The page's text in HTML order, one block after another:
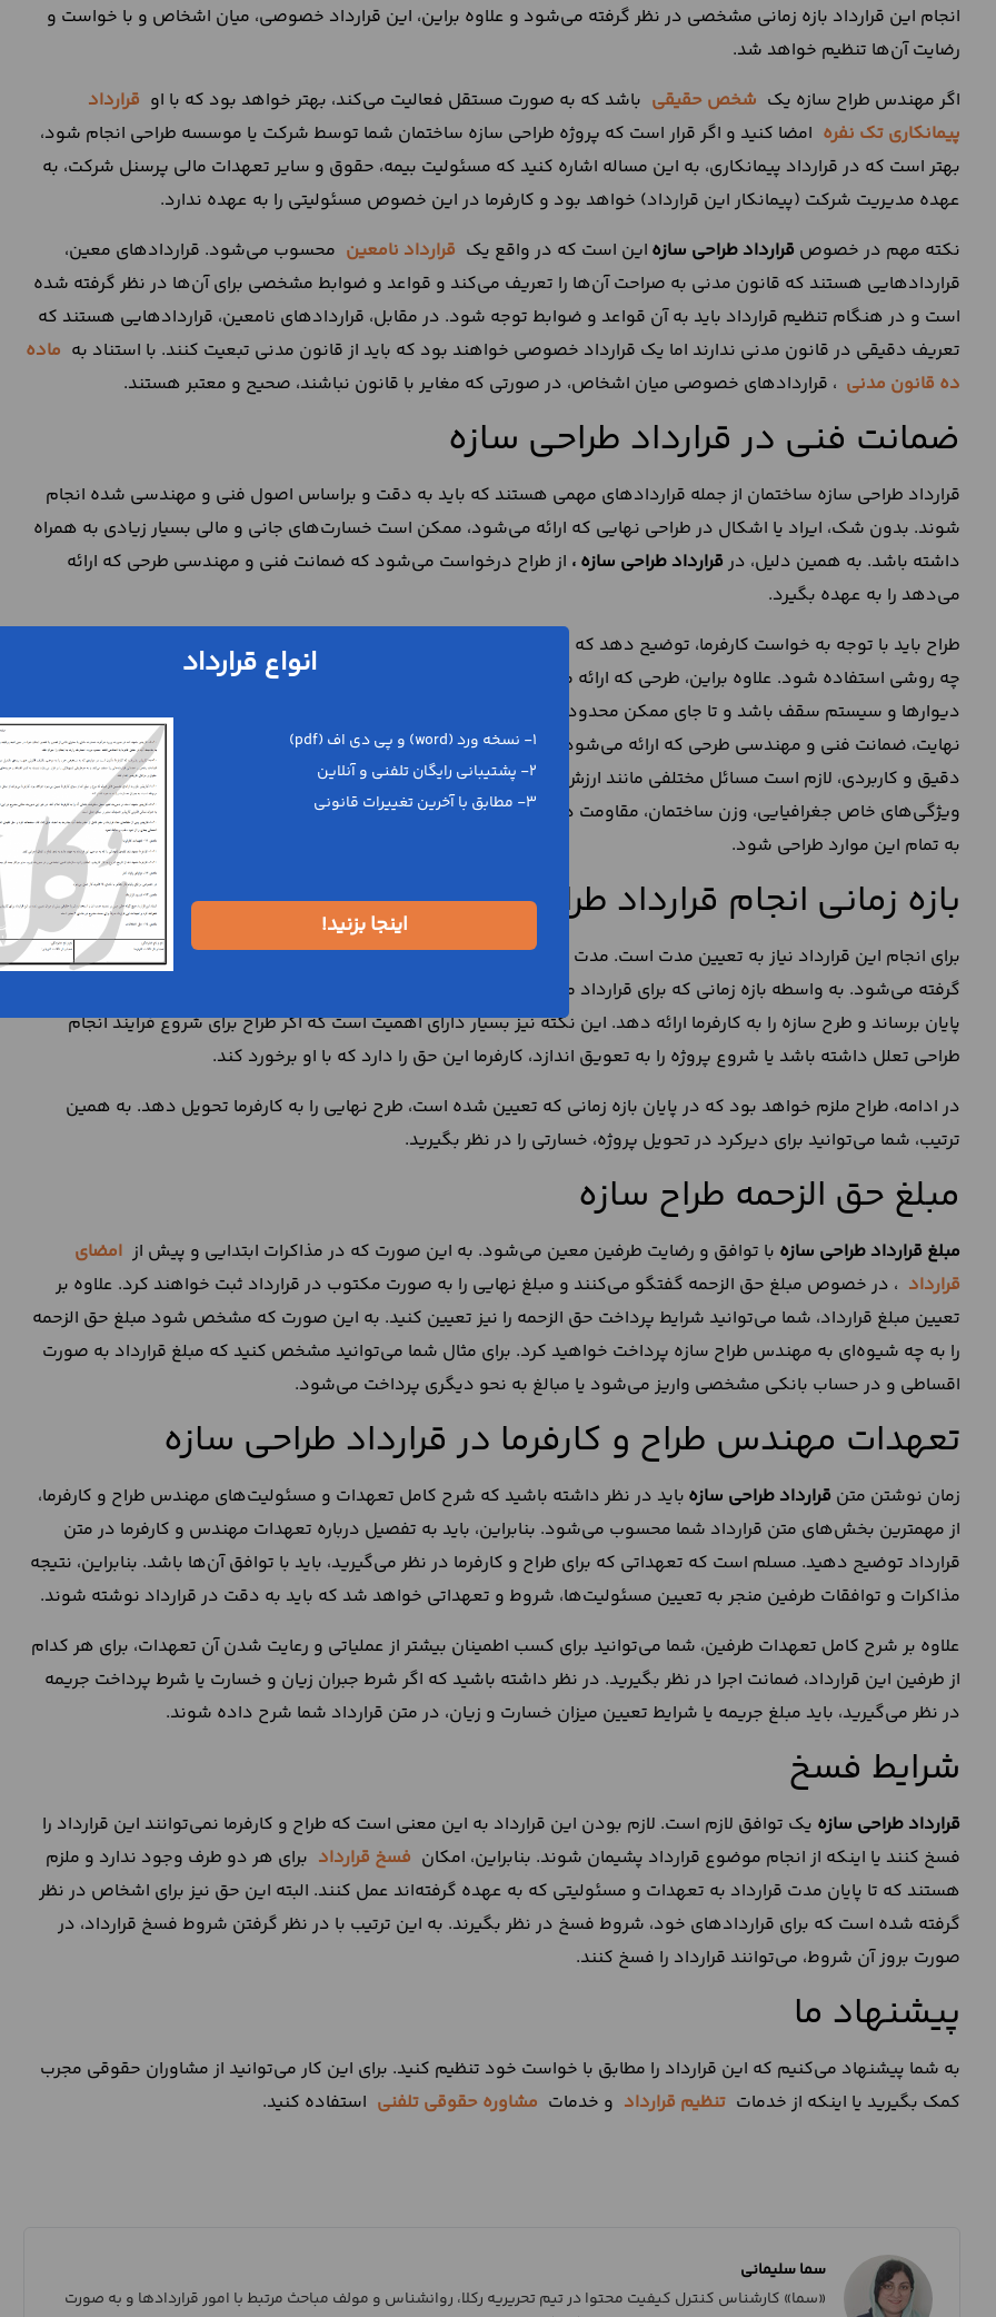
انجام این قرارداد بازه زمانی مشخصی در نظر گرفته می‌شود و علاوه براین، این قرارداد خصوصی، میان اشخاص و با خواست و
رضایت آن‌ها تنظیم خواهد شد.
اگر مهندس طراح سازه یک شخص حقیقی باشد که به صورت مستقل فعالیت می‌کند، بهتر خواهد بود که با او قرارداد
پیمانکاری تک نفره امضا کنید و اگر قرار است که پروژه طراحی سازه ساختمان شما توسط شرکت یا موسسه طراحی انجام شود،
بهتر است که در قرارداد پیمانکاری، به این مساله اشاره کنید که مسئولیت بیمه، حقوق و سایر تعهدات مالی پرسنل شرکت، به
عهده مدیریت شرکت (پیمانکار این قرارداد) خواهد بود و کارفرما در این خصوص مسئولیتی را به عهده ندارد.
نکته مهم در خصوص قرارداد طراحی سازه این است که در واقع یک قرارداد نامعین محسوب می‌شود. قراردادهای معین،
قراردادهایی هستند که قانون مدنی به صراحت آن‌ها را تعریف می‌کند و قواعد و ضوابط مشخصی برای آن‌ها در نظر گرفته شده
است و در هنگام تنظیم قرارداد باید به آن قواعد و ضوابط توجه شود. در مقابل، قراردادهای نامعین، قراردادهایی هستند که
تعریف دقیقی در قانون مدنی ندارند اما یک قرارداد خصوصی خواهند بود که باید از قانون مدنی تبعیت کنند. با استناد به ماده
ده قانون مدنی ، قراردادهای خصوصی میان اشخاص، در صورتی که مغایر با قانون نباشند، صحیح و معتبر هستند.
ضمانت فنی در قرارداد طراحی سازه
قرارداد طراحی سازه ساختمان از جمله قراردادهای مهمی هستند که باید به دقت و براساس اصول فنی و مهندسی شده انجام
شوند. بدون شک، ایراد یا اشکال در طراحی نهایی که ارائه می‌شود، ممکن است خسارت‌های جانی و مالی بسیار زیادی به همراه
داشته باشد. به همین دلیل، درقرارداد طراحی سازه ، از طراح درخواست می‌شود که ضمانت فنی و مهندسی طرحی که ارائه
می‌دهد را به عهده بگیرد.
طراح باید با توجه به خواست کارفرما، توضیح دهد که برای ساخت ساختمان یا بنا در مکان مورد نظر، بهتر است که از چه مصالح و
چه روشی استفاده شود. علاوه براین، طرحی که ارائه می‌شود باید شامل شرح دقیقی از ساختار ساختمان اعم از فوندانسیون،
دیوارها و سیستم سقف باشد و تا جای ممکن محدودیتی را برای انجام سایر مراحل اجرایی ساختمان ایجاد نکند. به این ترتیب، در
نهایت، ضمانت فنی و مهندسی طرحی که ارائه می‌شود، به عهده مهندس طراح سازه خواهد بود. برای طراحی سازه به شیوه‌ای
دقیق و کاربردی، لازم است مسائل مختلفی مانند ارزش پایان عمر بنا، سرعت اجرا، هزینه اجرای سازه، وضعیت جوی و آب و هوایی،
ویژگی‌های خاص جغرافیایی، وزن ساختمان، مقاومت در برابر حریق و موارد مهم دیگر در نظر گرفته شوند تا طرح نهایی، با توجه
به تمام این موارد طراحی شود.
بازه زمانی انجام قرارداد طراحی سازه
برای انجام این قرارداد نیاز به تعیین مدت است. مدت قرارداد، بازه زمانی دقیقی است که برای شروع و پایان این قرارداد در نظر
گرفته می‌شود. به واسطه بازه زمانی که برای قرارداد معین شده است، مهندس طراح ملزم خواهد بود که موضوع پروژه را به
پایان برساند و طرح سازه را به کارفرما ارائه دهد. این نکته نیز بسیار دارای اهمیت است که اگر طراح برای شروع فرآیند انجام
طراحی تعلل داشته باشد یا شروع پروژه را به تعویق اندازد، کارفرما این حق را دارد که با او برخورد کند.
در ادامه، طراح ملزم خواهد بود که در پایان بازه زمانی که تعیین شده است، طرح نهایی را به کارفرما تحویل دهد. به همین
ترتیب، شما می‌توانید برای دیرکرد در تحویل پروژه، خسارتی را در نظر بگیرید.
مبلغ حق الزحمه طراح سازه
مبلغ قرارداد طراحی سازه با توافق و رضایت طرفین معین می‌شود. به این صورت که در مذاکرات ابتدایی و پیش از امضای
قرارداد ، در خصوص مبلغ حق الزحمه گفتگو می‌کنند و مبلغ نهایی را به صورت مکتوب در قرارداد ثبت خواهند کرد. علاوه بر
تعیین مبلغ قرارداد، شما می‌توانید شرایط پرداخت حق الزحمه را نیز تعیین کنید. به این صورت که مشخص شود مبلغ حق الزحمه
را به چه شیوه‌ای به مهندس طراح سازه پرداخت خواهید کرد. برای مثال شما می‌توانید مشخص کنید که مبلغ قرارداد به صورت
اقساطی و در حساب بانکی مشخصی واریز می‌شود یا مبالغ به نحو دیگری پرداخت می‌شود.
تعهدات مهندس طراح و کارفرما در قرارداد طراحی سازه
زمان نوشتن متن قرارداد طراحی سازه باید در نظر داشته باشید که شرح کامل تعهدات و مسئولیت‌های مهندس طراح و کارفرما،
از مهمترین بخش‌های متن قرارداد شما محسوب می‌شود. بنابراین، باید به تفصیل درباره تعهدات مهندس و کارفرما در متن
قرارداد توضیح دهید. مسلم است که تعهداتی که برای طراح و کارفرما در نظر می‌گیرید، باید با توافق آن‌ها باشد. بنابراین، نتیجه
مذاکرات و توافقات طرفین منجر به تعیین مسئولیت‌ها، شروط و تعهداتی خواهد شد که باید به دقت در قرارداد نوشته شوند.
علاوه بر شرح کامل تعهدات طرفین، شما می‌توانید برای کسب اطمینان بیشتر از عملیاتی و رعایت شدن آن تعهدات، برای هر کدام
از طرفین این قرارداد، ضمانت اجرا در نظر بگیرید. در نظر داشته باشید که اگر شرط جبران زیان و خسارت یا شرط پرداخت جریمه
در نظر می‌گیرید، باید مبلغ جریمه یا شرایط تعیین میزان خسارت و زیان، در متن قرارداد شما شرح داده شوند.
شرایط فسخ
قرارداد طراحی سازه یک توافق لازم است. لازم بودن این قرارداد به این معنی است که طراح و کارفرما نمی‌توانند این قرارداد را
فسخ کنند یا اینکه از انجام موضوع قرارداد پشیمان شوند. بنابراین، امکان فسخ قرارداد برای هر دو طرف وجود ندارد و ملزم
هستند که تا پایان مدت قرارداد به تعهدات و مسئولیتی که به عهده گرفته‌اند عمل کنند. البته این حق نیز برای اشخاص در نظر
گرفته شده است که برای قراردادهای خود، شروط فسخ در نظر بگیرند. به این ترتیب با در نظر گرفتن شروط فسخ قرارداد، در
صورت بروز آن شروط، می‌توانند قرارداد را فسخ کنند.
پیشنهاد ما
به شما پیشنهاد می‌کنیم که این قرارداد را مطابق با خواست خود تنظیم کنید. برای این کار می‌توانید از مشاوران حقوقی مجرب
کمک بگیرید یا اینکه از خدمات تنظیم قرارداد و خدمات مشاوره حقوقی تلفنی استفاده کنید.
سما سلیمانی
«سما» کارشناس کنترل کیفیت محتوا در تیم تحریریه رکلا، روانشناس و مولف مباحث مرتبط با امور قراردادها و به صورت
انواع قرارداد
1- نسخه ورد (word) و پی دی اف (pdf)
2- پشتیبانی رایگان تلفنی و آنلاین
3- مطابق با آخرین تغییرات قانونی
اینجا بزنید!